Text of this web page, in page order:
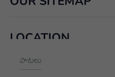
పాటలు
LOCATION
+91 9989928562